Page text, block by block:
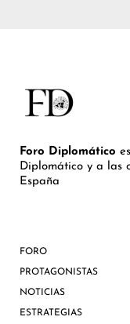
Foro Diplomático
Diplomático y a las
España
FORO
PROTAGONISTAS
NOTICIAS
ESTRATEGIAS